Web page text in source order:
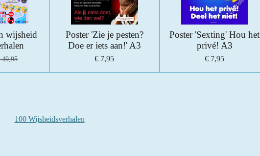
wijsheid
49,95
Poster 'Zie je pesten?
Doe er iets aan!' A3
€ 7,95
Poster 'Sexting' Hou het
privé! A3
€ 7,95
100 Wijsheidsverhalen